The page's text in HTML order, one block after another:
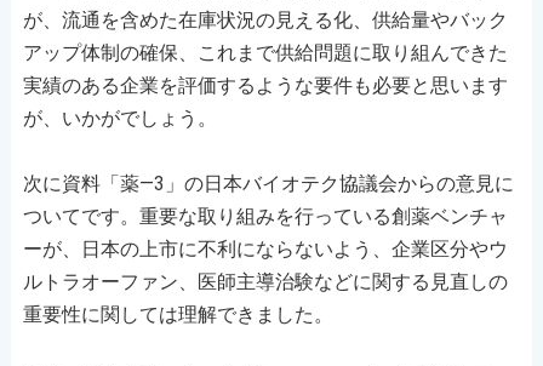
が、流通を含めた在庫状況の見える化、供給量やバック
アップ体制の確保、これまで供給問題に取り組んできた
実績のある企業を評価するような要件も必要と思います
が、いかがでしょう。
次に資料「薬―3」の日本バイオテク協議会からの意見に
ついてです。重要な取り組みを行っている創薬ベンチャ
ーが、日本の上市に不利にならないよう、企業区分やウ
ルトラオーファン、医師主導治験などに関する見直しの
重要性に関しては理解できました。